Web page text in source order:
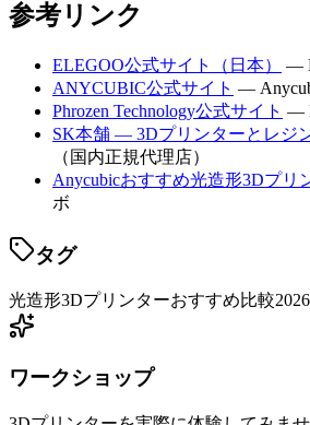
参考リンク
ELEGOO公式サイト（日本）
—
ANYCUBIC公式サイト —
Phrozen Technology公式サイト —
SK本舗 — 3Dプリンターとレジ
（国内正規代理店）
Anycubicおすすめ光造形3Dプリ
ボ
タグ
光造形3Dプリンターおすすめ比較
ワークショップ